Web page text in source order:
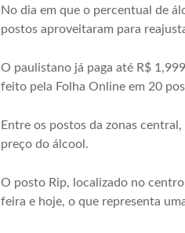
No dia em que o percentual de
postos aproveitaram para
O paulistano já paga até R$
feito pela Folha Online em 20
Entre os postos da zonas
preço do álcool.
O posto Rip, localizado no
feira e hoje, o que representa